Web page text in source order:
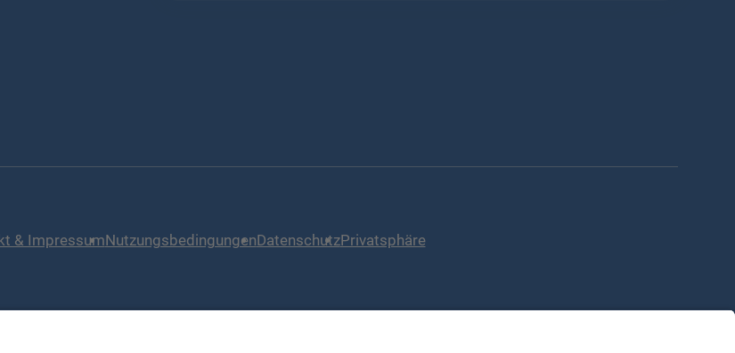
& ImpressumNutzungsbedingungenDatenschutzPrivatsphäre